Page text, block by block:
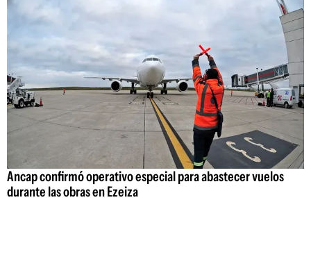
Ancap confirmó operativo especial para abastecer vuelos
durante las obras en Ezeiza